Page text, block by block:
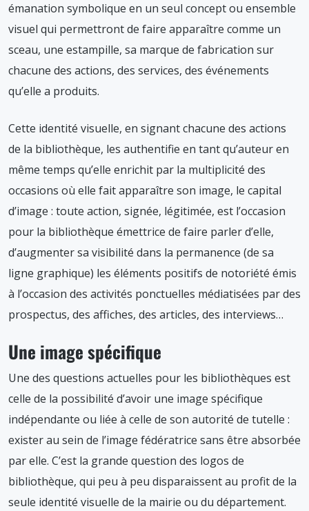
émanation symbolique en un seul concept ou ensemble
visuel qui permettront de faire apparaître comme un
sceau, une estampille, sa marque de fabrication sur
chacune des actions, des services, des événements
qu’elle a produits.
Cette identité visuelle, en signant chacune des actions
de la bibliothèque, les authentifie en tant qu’auteur en
même temps qu’elle enrichit par la multiplicité des
occasions où elle fait apparaître son image, le capital
d’image : toute action, signée, légitimée, est l’occasion
pour la bibliothèque émettrice de faire parler d’elle,
d’augmenter sa visibilité dans la permanence (de sa
ligne graphique) les éléments positifs de notoriété émis
à l’occasion des activités ponctuelles médiatisées par des
prospectus, des affiches, des articles, des interviews…
Une image spécifique
Une des questions actuelles pour les bibliothèques est
celle de la possibilité d’avoir une image spécifique
indépendante ou liée à celle de son autorité de tutelle :
exister au sein de l’image fédératrice sans être absorbée
par elle. C’est la grande question des logos de
bibliothèque, qui peu à peu disparaissent au profit de la
seule identité visuelle de la mairie ou du département.